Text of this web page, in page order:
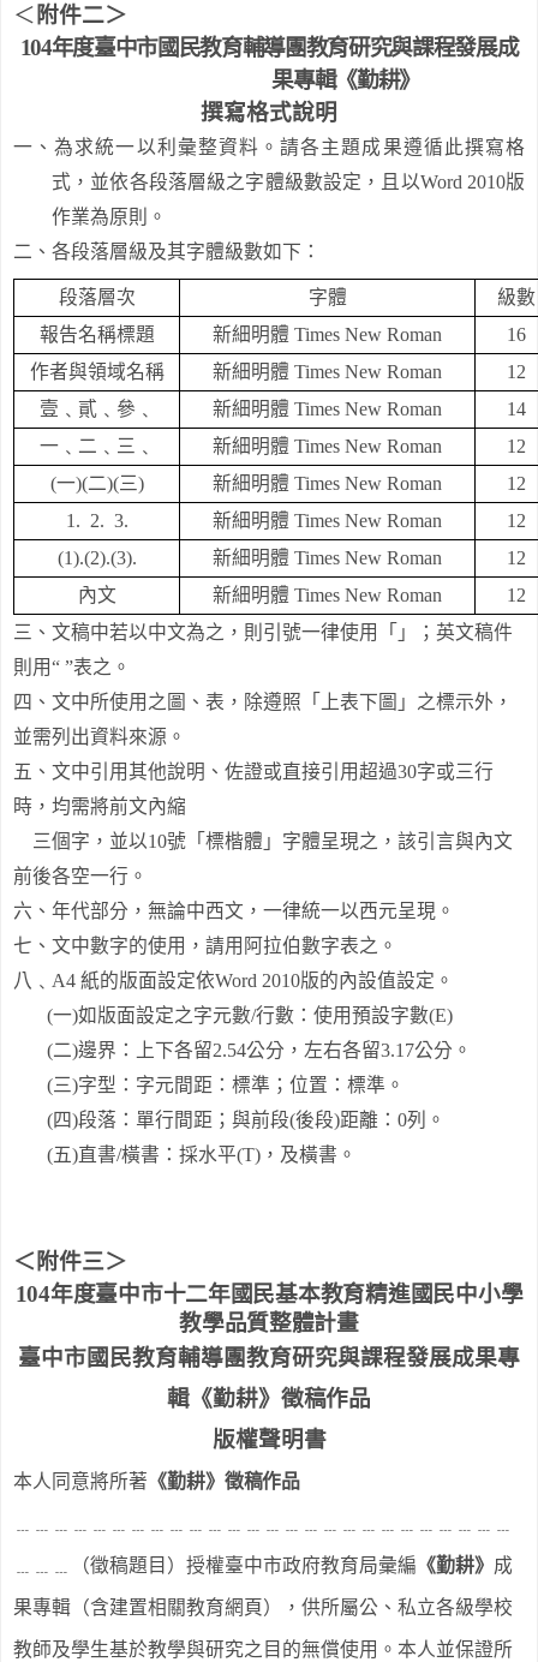
＜ 附件二＞
104年度臺中市國民教育輔導團教育研究與課程發展成
果專輯《勤耕》
撰寫格式說明
一、為求統一以利彙整資料。請各主題成果遵循此撰寫格
式，並依各段落層級之字體級數設定，且以Word 2010版
作業為原則。
二、各段落層級及其字體級數如下：
段落層次 字體
級數
報告名稱標題
新細明體 Times New Roman
16
作者與領域名稱
新細明體 Times New Roman
12
壹﹑貳﹑參﹑
新細明體 Times New Roman
14
一﹑二﹑三﹑
新細明體 Times New Roman
12
(一)(二)(三) 新細明體 Times New Roman
12
1. 2. 3. 新細明體 Times New Roman
12
(1).(2).(3).
新細明體 Times New Roman
12
內文
新細明體 Times New Roman
12
三、文稿中若以中文為之，則引號一律使用「」；英文稿件
則用“ ”表之。
四、文中所使用之圖、表，除遵照「上表下圖」之標示外，
並需列出資料來源。
五、文中引用其他說明、佐證或直接引用超過30字或三行
時，均需將前文內縮
三個字，並以10號「標楷體」字體呈現之，該引言與內文
前後各空一行。
六、年代部分，無論中西文，一律統一以西元呈現。
七、文中數字的使用，請用阿拉伯數字表之。
八﹑ A4 紙的版面設定依Word 2010版的內設值設定。
(一)如版面設定之字元數/行數：使用預設字數(E)
(二)邊界：上下各留2.54公分，左右各留3.17公分。
(三)字型：字元間距：標準；位置：標準。
(四)段落：單行間距；與前段(後段)距離： 0列。
(五)直書/橫書：採水平(T) ，及橫書。
＜附件三＞
104年度臺中市十二年國民基本教育精進國民中小學
教學品質整體計畫
臺中市國民教育輔導團教育研究與課程發展成果專
輯《勤耕》徵稿作品
版權聲明書
本人同意將所著 《勤耕》徵稿作品
﹍﹍﹍（徵稿題目）授權臺中市政府教育局彙編 《勤耕》 成
果專輯（含建置相關教育網頁），供所屬公、私立各級學校
教師及學生基於教學與研究之目的無償使用。本人並保證所